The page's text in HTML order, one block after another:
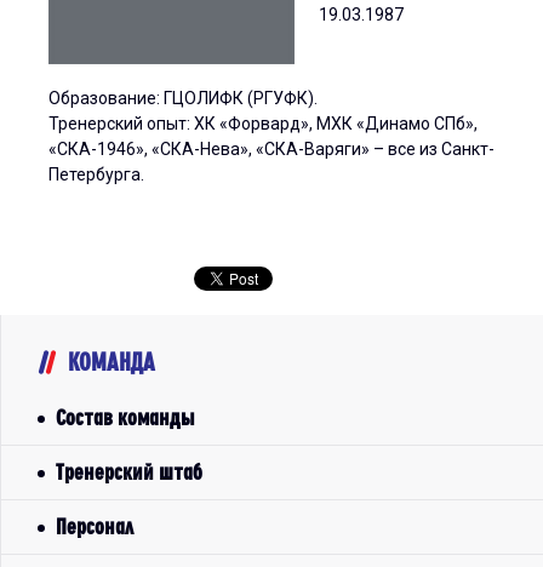
19.03.1987
Образование: ГЦОЛИФК (РГУФК).
Тренерский опыт: ХК «Форвард», МХК «Динамо СПб»,
«СКА-1946», «СКА-Нева», «СКА-Варяги» – все из Санкт-
Петербурга.
КОМАНДА
Состав команды
Тренерский штаб
Персонал